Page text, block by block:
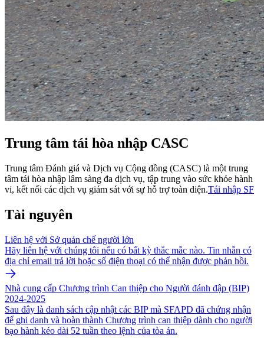
Trung tâm tái hòa nhập CASC
Trung tâm Đánh giá và Dịch vụ Cộng đồng (CASC) là một trung
tâm tái hòa nhập lâm sàng đa dịch vụ, tập trung vào sức khỏe hành
vi, kết nối các dịch vụ giám sát với sự hỗ trợ toàn diện.Tái nhập SF
Tài nguyên
Liên hệ với Sở quản chế người lớn
Hãy liên hệ với chúng tôi nếu có bất kỳ thắc mắc nào. Tin nhắn có
địa chỉ email trả lời hoặc số điện thoại có thể nhận được phản hồi.
Nhà cung cấp Chương trình Can thiệp cho Người đánh đập (BIP)
2024-2025
Sau đây là danh sách cập nhật các BIP mà SFAPD đã chứng nhận
để ghi danh và hoàn thành Chương trình can thiệp dành cho người
bạo hành kéo dài 52 tuần theo lệnh của tòa án.